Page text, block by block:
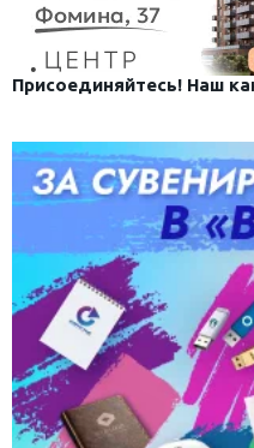
Присоединяйтесь! Наш